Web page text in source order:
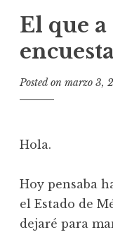
c
o
n
El que a
Posted on marzo 3,
Hola.
Hoy pensaba
el Estado de
dejaré para